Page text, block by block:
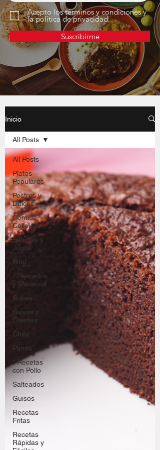
Acepto los términos y condiciones y
la política de privacidad.
Suscribirme
Inicio
All Posts
Platos
Populares
Postres y
Dulces
Comida
Callejera
Bebidas y
Jugos
Blog
* Pescados
y Mariscos
Sopas
Salsas y
Cremas
Chifa
Panes
* Recetas
con Pollo
Salteados
Guisos
Recetas
Fritas
Recetas
Rápidas y
All Posts